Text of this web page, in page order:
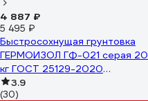
4 887 ₽
5 495 ₽
Быстросохнущая грунтовка
ГЕРМОИЗОЛ ГФ-021 серая 20
кг ГОСТ 25129-2020
БП-00001192
3.9
(30)